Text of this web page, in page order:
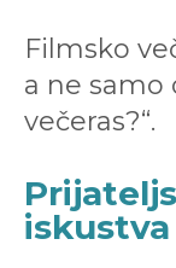
Filmsko
a ne samo
večeras?“.
iskustva